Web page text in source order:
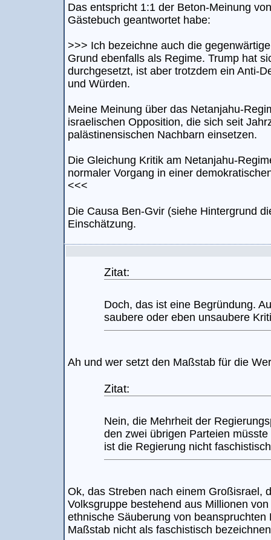
Das entspricht 1:1 der Beton-Meinung
Gästebuch geantwortet habe:
>>> Ich bezeichne auch die
Grund ebenfalls als Regime. Trump hat
durchgesetzt, ist aber trotzdem ein Anti-
und Würden.
Meine Meinung über das Netanjahu-
israelischen Opposition, die sich seit
palästinensischen Nachbarn einsetzen.
Die Gleichung Kritik am Netanjahu-
normaler Vorgang in einer
<<<
Die Causa Ben-Gvir (siehe Hintergrund
Einschätzung.
Zitat:
Doch, das ist eine Begründung.
saubere oder eben unsaubere
Ah und wer setzt den Maßstab für die
Zitat:
Nein, die Mehrheit der
den zwei übrigen Parteien
ist die Regierung nicht
Ok, das Streben nach einem Großisrael,
Volksgruppe bestehend aus Millionen
ethnische Säuberung von
Maßstab nicht als faschistisch